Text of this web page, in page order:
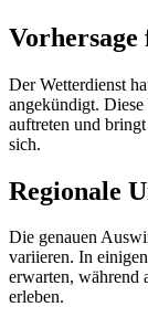
Vorhersage
Der Wetterdienst
angekündigt.
auftreten und
sich.
Regionale
Die genauen
variieren. In
erwarten, während
erleben.